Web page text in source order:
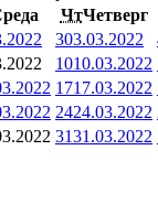
ЧтЧетверг
303.03.2022
1010.03.2022
1717.03.2022
2424.03.2022
3131.03.2022